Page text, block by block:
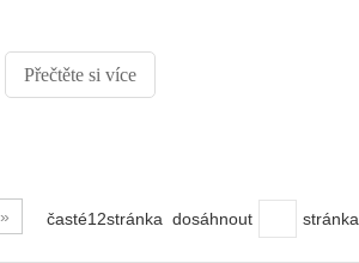
Přečtěte si více
» časté12stránka dosáhnout stránka